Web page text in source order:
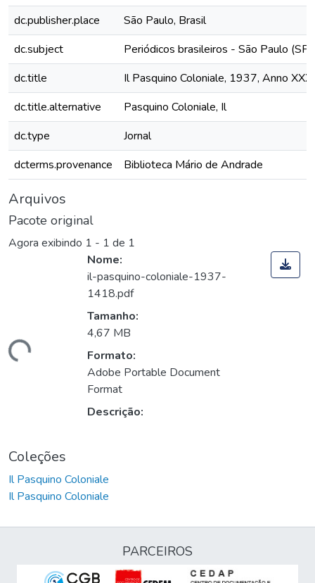
dc.publisher.place
São Paulo, Brasil
dc.subject
Periódicos brasileiros - São Paulo (SP)
dc.title
Il Pasquino Coloniale, 1937, Anno
dc.title.alternative
Pasquino Coloniale, Il
dc.type
Jornal
dcterms.provenance
Biblioteca Mário de Andrade
Arquivos
Pacote original
Agora exibindo 1 - 1 de 1
Nome:
il-pasquino-coloniale-1937-
1418.pdf
Tamanho:
4,67 MB
Formato:
Adobe Portable Document
Format
Descrição:
Coleções
Il Pasquino Coloniale
Il Pasquino Coloniale
PARCEIROS